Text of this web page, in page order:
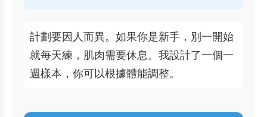
計劃要因人而異。如果你是新手，別一開始
就每天練，肌肉需要休息。我設計了一個一
週樣本，你可以根據體能調整。